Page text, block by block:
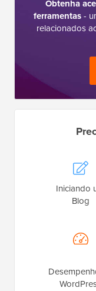
Obtenha
ferramentas-
relacionados
Iniciando
Blog